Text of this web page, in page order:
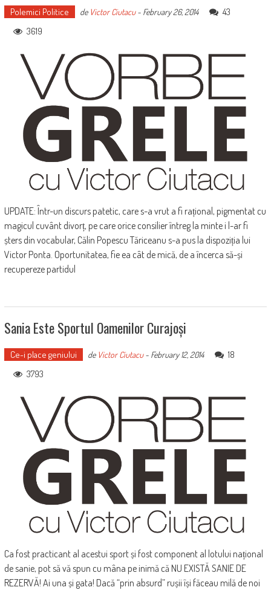
Polemici Politice de Victor Ciutacu- February 26, 2014
43
3619
UPDATE: Într-un discurs patetic, care s-a vrut a fi rațional, pigmentat cu
magicul cuvânt divorț, pe care orice consilier întreg la minte i l-ar fi
șters din vocabular, Călin Popescu Tăriceanu s-a pus la dispoziția lui
Victor Ponta. Oportunitatea, fie ea cât de mică, de a încerca să-și
recupereze partidul
Sania Este Sportul Oamenilor Curajoși
Ce-i place geniului de Victor Ciutacu- February 12, 2014
18
3793
Ca fost practicant al acestui sport și fost component al lotului național
de sanie, pot să vă spun cu mâna pe inimă că NU EXISTĂ SANIE DE
REZERVĂ! Ai una și gata! Dacă “prin absurd” rușii își făceau milă de noi